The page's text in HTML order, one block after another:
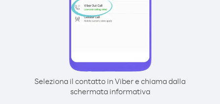
Seleziona il contatto in Viber e chiama dalla
schermata informativa